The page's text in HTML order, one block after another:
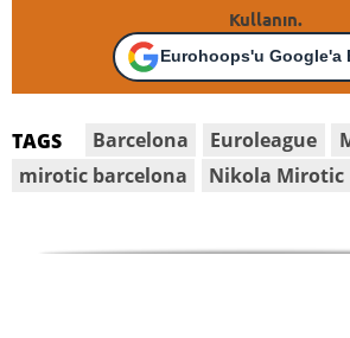
Kullanın.
Eurohoops'u Google'a
TAGS Barcelona Euroleague
mirotic barcelona
Nikola Mirotic